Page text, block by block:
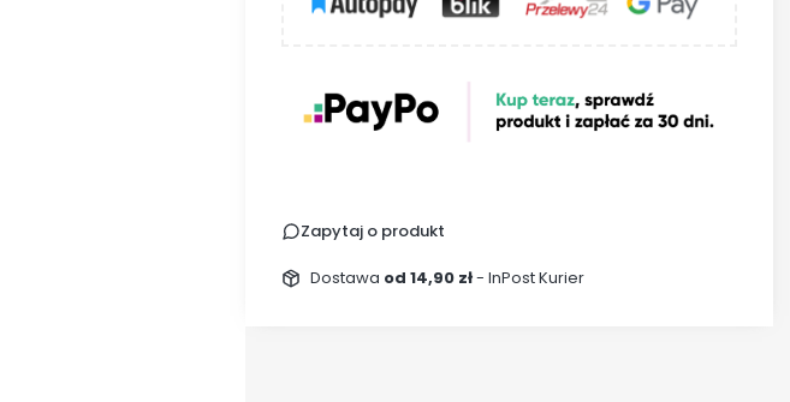
Zapytaj o produkt
Dostawa od 14,90 zł- InPost Kurier